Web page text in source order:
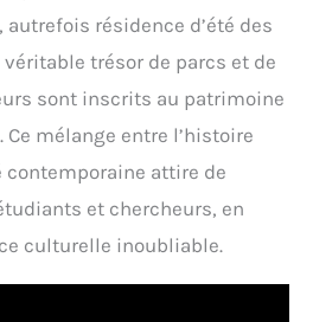
résidence d’été des
trésor de parcs et de
sont inscrits au patrimoine
Ce mélange entre l’histoire
attire de
et chercheurs, en
culturelle inoubliable.